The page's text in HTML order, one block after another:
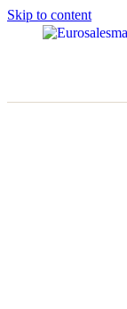
Skip to content